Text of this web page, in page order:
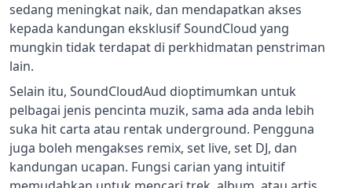
sedang meningkat naik, dan mendapatkan akses
kepada kandungan eksklusif SoundCloud yang
mungkin tidak terdapat di perkhidmatan penstriman
lain.
Selain itu, SoundCloudAud dioptimumkan untuk
pelbagai jenis pencinta muzik, sama ada anda lebih
suka hit carta atau rentak underground. Pengguna
juga boleh mengakses remix, set live, set DJ, dan
kandungan ucapan. Fungsi carian yang intuitif